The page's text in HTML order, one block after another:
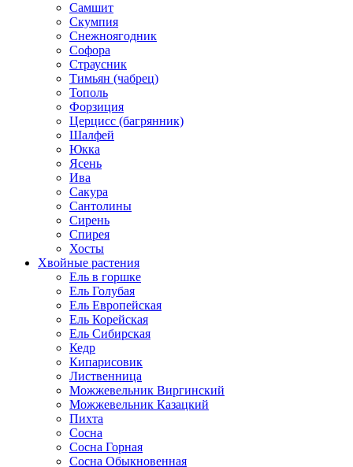
Самшит
Скумпия
Снежноягодник
Софора
Страусник
Тимьян (чабрец)
Тополь
Форзиция
Церцисс (багрянник)
Шалфей
Юкка
Ясень
Ива
Сакура
Сантолины
Сирень
Спирея
Хосты
Хвойные растения
Ель в горшке
Ель Голубая
Ель Европейская
Ель Корейская
Ель Сибирская
Кедр
Кипарисовик
Лиственница
Можжевельник Виргинский
Можжевельник Казацкий
Пихта
Сосна
Сосна Горная
Сосна Обыкновенная